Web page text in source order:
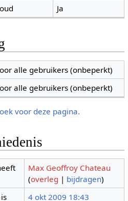
Ja
alle gebruikers (onbeperkt)
alle gebruikers (onbeperkt)
voor deze pagina.
Max Geoffroy Chateau
(overleg | bijdragen)
4 okt 2009 18:43